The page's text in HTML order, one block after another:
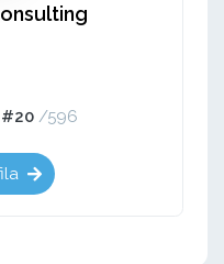
#20 /596